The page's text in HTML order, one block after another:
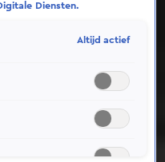
op je huidige locatie
Diensten.
Altijd actief